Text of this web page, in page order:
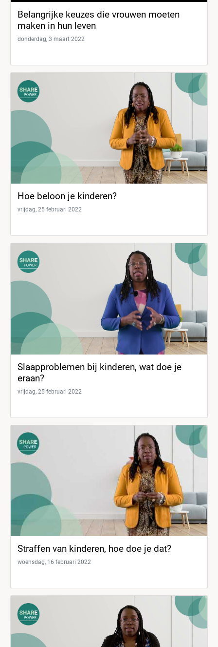
Belangrijke keuzes die vrouwen moeten
maken in hun leven
donderdag, 3 maart 2022
Hoe beloon je kinderen?
vrijdag, 25 februari 2022
Slaapproblemen bij kinderen, wat doe je
eraan?
vrijdag, 25 februari 2022
Straffen van kinderen, hoe doe je dat?
woensdag, 16 februari 2022